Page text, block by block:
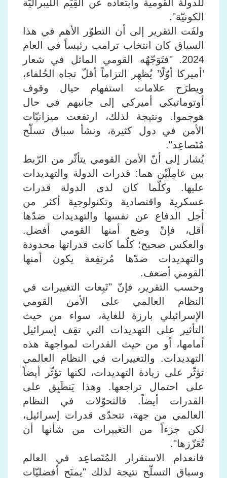
للدولة القومية وابتعاده عن القِيَم الليبراليّة
الكونيّة".
ولفَت التقرير إلى أن التطوّر الأهم في هذا
السياق كان انتخاب ترامب رئيساً في العام
2024. "فتَوَجّهُه القومي الماثل في شعار
’أميركا أوّلًا’ يُظهِر التزاماً أقلّ تجاه الحُلفاء،
ويطرَح علامات استفهام حيال وقوف
أوتوماتيكي أميركي إلى جانبهم في حال
هوجموا. ونتيجة لذلك، ارتفعت ميزانيّات
الأمن في دول كثيرة، ونشأ سباق تسلّح
مُتَصاعِد".
يُشار إلى أنّ الأمن القومي يتأثّر من الرّبط
بين عامِلَيْن هما: قدرات الدولة والتهديدات
عليها. وكلّما كان لدى الدولة قدرات
عسكرية واقتصادية وتكنولوجية أكثر من
أجل الدفاع عن نفسها والتهديدات ضدّها
أقل، فإنّ وضع أمنها القومي أفضل.
والعكس صحيح؛ كلّما كانت قدراتها محدودة
والتهديدات ضدّها مُرتفِعة يكون أمنها
القومي أضعف.
وحسب التقرير، فإنّ "تَبِعات التغييرات في
النظام العالمي على الأمن القومي
الإسرائيلي بارزة للغاية، سواء من حيث
التأثير على التهديدات التي تقِف إسرائيل
أمامها، أو من حيث القدرات لمواجهة هذه
التهديدات. والتغييرات في النظام العالمي
تؤثّر على زيادة التهديدات، لكنها تؤثّر أيضاً
على احتمال تراجعها. وهذا يَنطَبِق على
القدرات أيضاً. فالتحوّلات في النظام
العالمي من جهة، تتحدّى قدرات إسرائيل،
لكن جزءاً من التغييرات من شأنها أن
تُعَزّزها".
فانعدام الاستقرار المُتَصاعِد في العالم
وسباق التسلّح نتيجة لذلك "يمنَح أفضليّات